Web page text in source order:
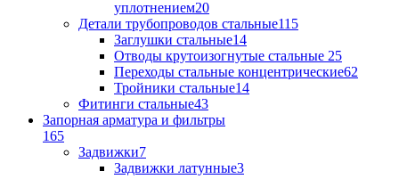
уплотнением20
Детали трубопроводов стальные115
Заглушки стальные14
Отводы крутоизогнутые стальные 25
Переходы стальные концентрические62
Тройники стальные14
Фитинги стальные43
Запорная арматура и фильтры
165
Задвижки7
Задвижки латунные3